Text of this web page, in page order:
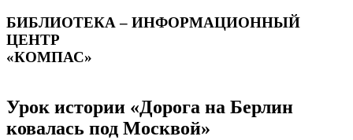
БИБЛИОТЕКА – ИНФОРМАЦИОННЫЙ
ЦЕНТР
«КОМПАС»
Урок истории «Дорога на Берлин
ковалась под Москвой»